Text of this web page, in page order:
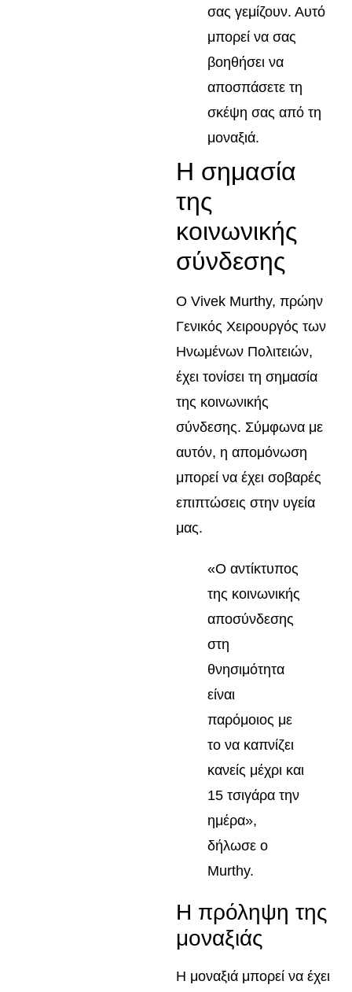
σας γεμίζουν. Αυτό
μπορεί να σας
βοηθήσει να
αποσπάσετε τη
σκέψη σας από τη
μοναξιά.
Η σημασία
της
κοινωνικής
σύνδεσης
Ο Vivek Murthy, πρώην
Γενικός Χειρουργός των
Ηνωμένων Πολιτειών,
έχει τονίσει τη σημασία
της κοινωνικής
σύνδεσης. Σύμφωνα με
αυτόν, η απομόνωση
μπορεί να έχει σοβαρές
επιπτώσεις στην υγεία
μας.
«Ο αντίκτυπος
της κοινωνικής
αποσύνδεσης
στη
θνησιμότητα
είναι
παρόμοιος με
το να καπνίζει
κανείς μέχρι και
15 τσιγάρα την
ημέρα»,
δήλωσε ο
Murthy.
Η πρόληψη της
μοναξιάς
Η μοναξιά μπορεί να έχει